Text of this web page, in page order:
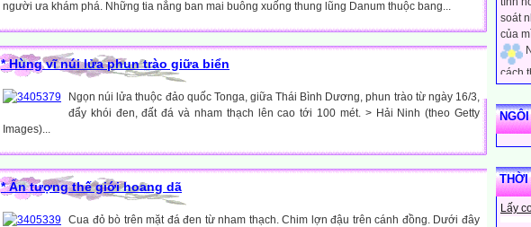
soát
của
cách
khác
vào
sống.
trọng
mình.
diễn
nghĩ
THỜI
Lấy
người ưa khám phá. Những tia nắng ban mai buông xuống thung lũng Danum thuộc bang...
* Hùng vĩ núi lửa phun trào giữa biển
Ngọn núi lửa thuộc đảo quốc Tonga, giữa Thái Bình Dương, phun trào từ ngày 16/3,
đẩy khói đen, đất đá và nham thạch lên cao tới 100 mét. > Hải Ninh (theo Getty
Images)...
* Ấn tượng thế giới hoang dã
Cua đỏ bò trên mặt đá đen từ nham thạch. Chim lợn đậu trên cánh đồng. Dưới đây